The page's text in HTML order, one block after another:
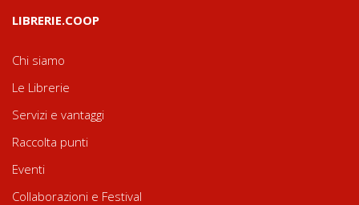
LIBRERIE.COOP
Chi siamo
Le Librerie
Servizi e vantaggi
Raccolta punti
Eventi
Collaborazioni e Festival